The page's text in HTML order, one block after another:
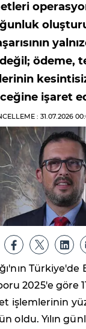
ödeme,
işaret
: 31.07.2026
Türkiye'de
2025'e göre 11
işlemlerinin
oldu. Yılın